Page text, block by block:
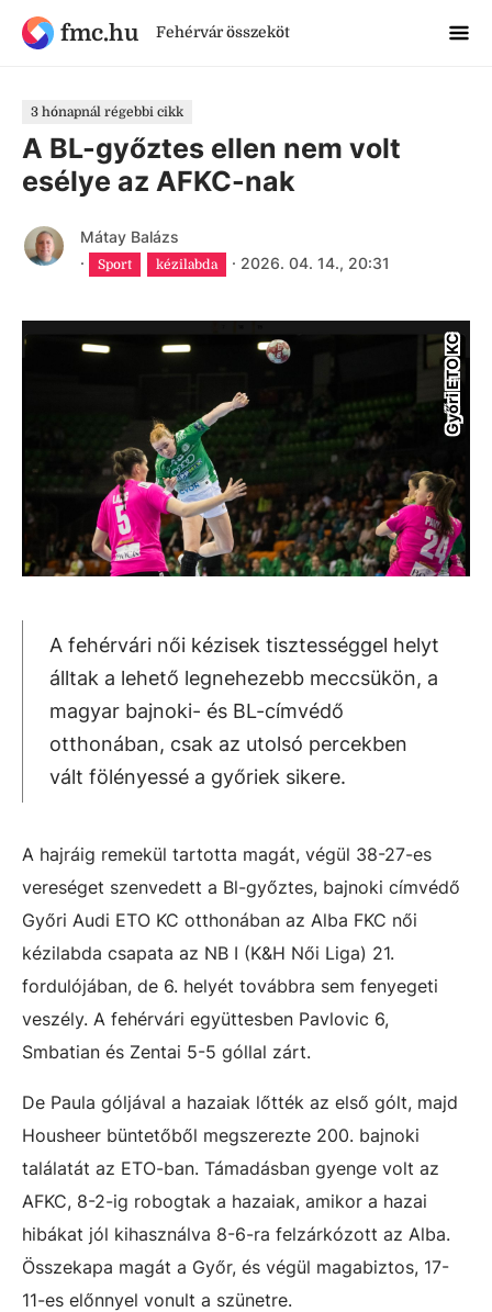
fmc.hu Fehérvár összeköt
3 hónapnál régebbi cikk
A BL-győztes ellen nem volt
esélye az AFKC-nak
Mátay Balázs
·
Sport kézilabda · 2026. 04. 14., 20:31
Győri ETO KC
A fehérvári női kézisek tisztességgel helyt
álltak a lehető legnehezebb meccsükön, a
magyar bajnoki- és BL-címvédő
otthonában, csak az utolsó percekben
vált fölényessé a győriek sikere.
A hajráig remekül tartotta magát, végül 38-27-es
vereséget szenvedett a Bl-győztes, bajnoki címvédő
Győri Audi ETO KC otthonában az Alba FKC női
kézilabda csapata az NB I (K&H Női Liga) 21.
fordulójában, de 6. helyét továbbra sem fenyegeti
veszély. A fehérvári együttesben Pavlovic 6,
Smbatian és Zentai 5-5 góllal zárt.
De Paula góljával a hazaiak lőtték az első gólt, majd
Housheer büntetőből megszerezte 200. bajnoki
találatát az ETO-ban. Támadásban gyenge volt az
AFKC, 8-2-ig robogtak a hazaiak, amikor a hazai
hibákat jól kihasználva 8-6-ra felzárkózott az Alba.
Összekapa magát a Győr, és végül magabiztos, 17-
11-es előnnyel vonult a szünetre.